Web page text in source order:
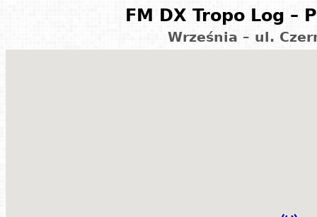
FM DX Tropo Log –
Września – ul.